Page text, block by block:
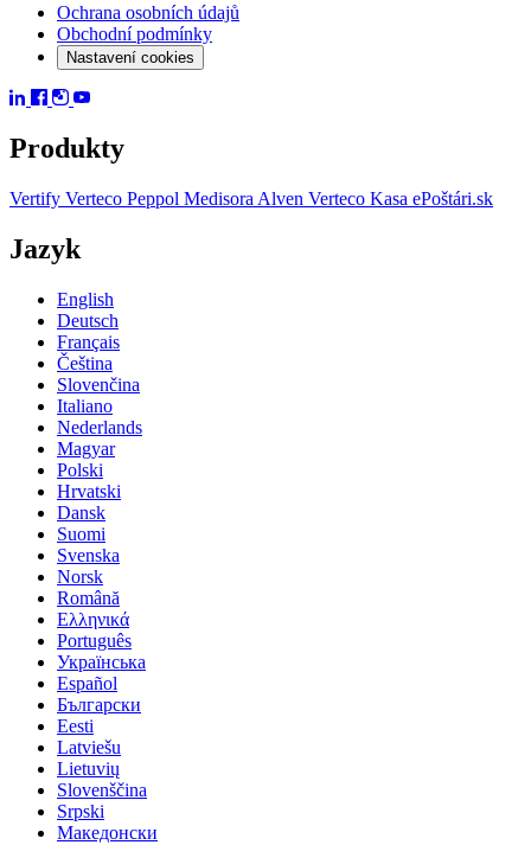
Ochrana osobních údajů
Obchodní podmínky
Nastavení cookies
Produkty
Vertify Verteco Peppol Medisora Alven Verteco Kasa ePoštári.sk
Jazyk
English
Deutsch
Français
Čeština
Slovenčina
Italiano
Nederlands
Magyar
Polski
Hrvatski
Dansk
Suomi
Svenska
Norsk
Română
Ελληνικά
Português
Українська
Español
Български
Eesti
Latviešu
Lietuvių
Slovenščina
Srpski
Македонски